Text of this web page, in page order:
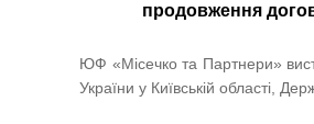
продовження
ЮФ «Місечко та Партнери»
України у Київській області,